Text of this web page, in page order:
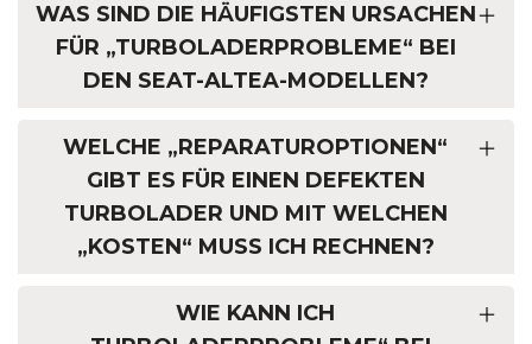
WAS SIND DIE HÄUFIGSTEN URSACHEN
FÜR „TURBOLADERPROBLEME“ BEI
DEN SEAT-ALTEA-MODELLEN?
WELCHE „REPARATUROPTIONEN“
GIBT ES FÜR EINEN DEFEKTEN
TURBOLADER UND MIT WELCHEN
„KOSTEN“ MUSS ICH RECHNEN?
WIE KANN ICH